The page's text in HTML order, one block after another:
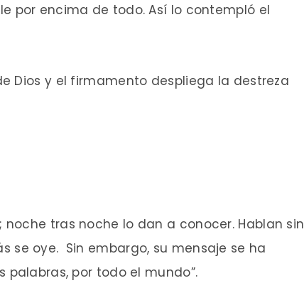
por encima de todo. Así lo contempló el
Dios y el firmamento despliega la destreza
tras noche lo dan a conocer. Hablan sin
se oye. Sin embargo, su mensaje se ha
por todo el mundo”.